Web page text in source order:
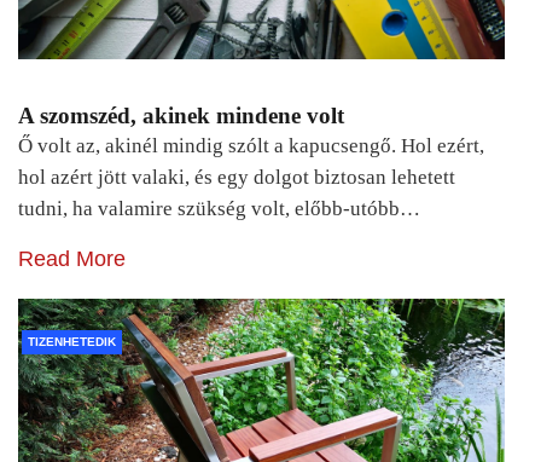
A szomszéd, akinek mindene volt
Ő volt az, akinél mindig szólt a kapucsengő. Hol ezért,
hol azért jött valaki, és egy dolgot biztosan lehetett
tudni, ha valamire szükség volt, előbb-utóbb…
Read More
TIZENHETEDIK